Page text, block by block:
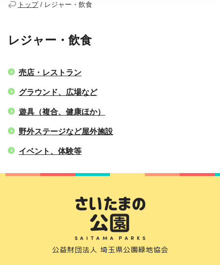
トップ/ レジャー・飲食
レジャー・飲食
売店・レストラン
グラウンド、広場など
遊具（複合、健康ほか）
野外ステージなど屋外施設
イベント、体験等